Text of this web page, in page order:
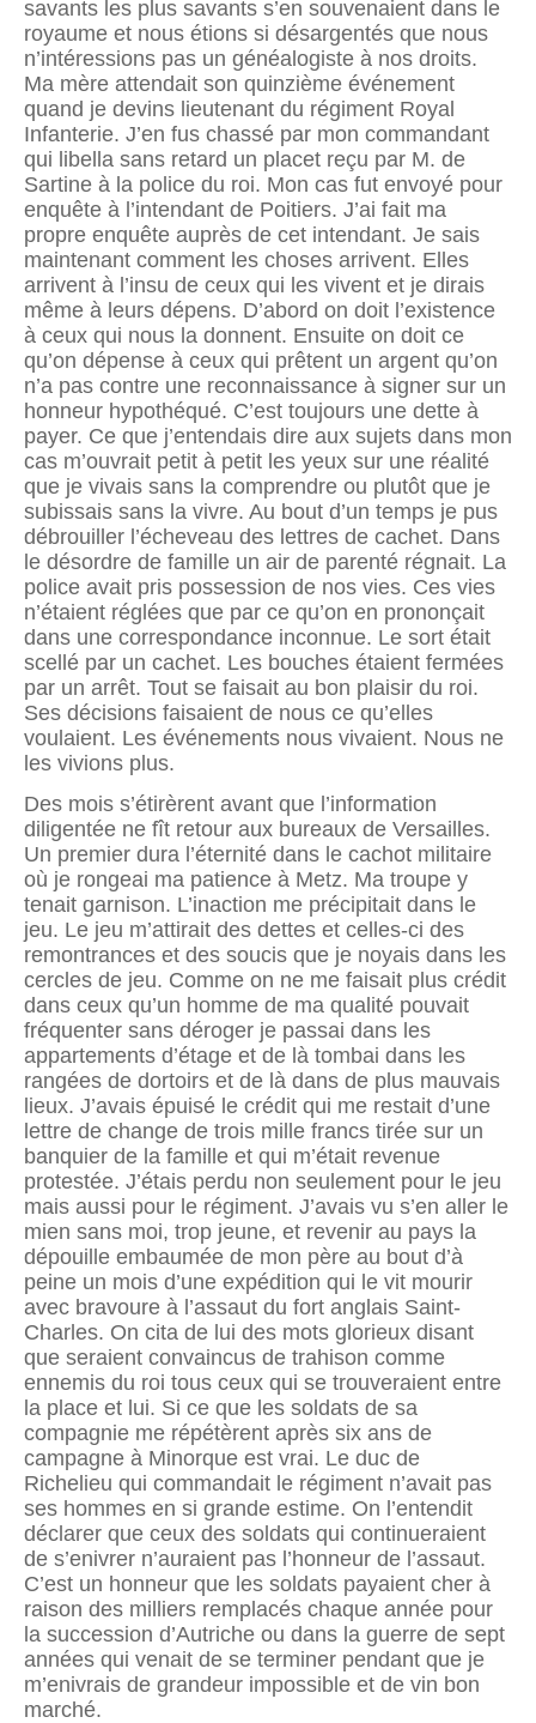
savants les plus savants s’en souvenaient dans le
royaume et nous étions si désargentés que nous
n’intéressions pas un généalogiste à nos droits.
Ma mère attendait son quinzième événement
quand je devins lieutenant du régiment Royal
Infanterie. J’en fus chassé par mon commandant
qui libella sans retard un placet reçu par M. de
Sartine à la police du roi. Mon cas fut envoyé pour
enquête à l’intendant de Poitiers. J’ai fait ma
propre enquête auprès de cet intendant. Je sais
maintenant comment les choses arrivent. Elles
arrivent à l’insu de ceux qui les vivent et je dirais
même à leurs dépens. D’abord on doit l’existence
à ceux qui nous la donnent. Ensuite on doit ce
qu’on dépense à ceux qui prêtent un argent qu’on
n’a pas contre une reconnaissance à signer sur un
honneur hypothéqué. C’est toujours une dette à
payer. Ce que j’entendais dire aux sujets dans mon
cas m’ouvrait petit à petit les yeux sur une réalité
que je vivais sans la comprendre ou plutôt que je
subissais sans la vivre. Au bout d’un temps je pus
débrouiller l’éche­veau des lettres de cachet. Dans
le désordre de famille un air de parenté régnait. La
police avait pris possession de nos vies. Ces vies
n’étaient réglées que par ce qu’on en prononçait
dans une correspondance inconnue. Le sort était
scellé par un cachet. Les bouches étaient fermées
par un arrêt. Tout se faisait au bon plaisir du roi.
Ses décisions faisaient de nous ce qu’elles
voulaient. Les événements nous vivaient. Nous ne
les vivions plus.
Des mois s’étirèrent avant que l’information
diligentée ne fît retour aux bureaux de Versailles.
Un premier dura l’éternité dans le cachot militaire
où je rongeai ma patience à Metz. Ma troupe y
tenait garnison. L’inaction me précipitait dans le
jeu. Le jeu m’attirait des dettes et celles-ci des
remontrances et des soucis que je noyais dans les
cercles de jeu. Comme on ne me faisait plus crédit
dans ceux qu’un homme de ma qualité pouvait
fréquenter sans déroger je passai dans les
appartements d’étage et de là tombai dans les
rangées de dortoirs et de là dans de plus mauvais
lieux. J’avais épuisé le crédit qui me restait d’une
lettre de change de trois mille francs tirée sur un
banquier de la famille et qui m’était revenue
protestée. J’étais perdu non seulement pour le jeu
mais aussi pour le régiment. J’avais vu s’en aller le
mien sans moi, trop jeune, et revenir au pays la
dépouille embaumée de mon père au bout d’à
peine un mois d’une expédition qui le vit mourir
avec bravoure à l’assaut du fort anglais Saint-
Charles. On cita de lui des mots glorieux disant
que seraient convaincus de trahison comme
ennemis du roi tous ceux qui se trouveraient entre
la place et lui. Si ce que les soldats de sa
compagnie me répétèrent après six ans de
campagne à Minorque est vrai. Le duc de
Richelieu qui commandait le régiment n’avait pas
ses hommes en si grande estime. On l’entendit
déclarer que ceux des soldats qui continueraient
de s’enivrer n’auraient pas l’honneur de l’assaut.
C’est un honneur que les soldats payaient cher à
raison des milliers remplacés chaque année pour
la succession d’Autriche ou dans la guerre de sept
années qui venait de se terminer pendant que je
m’enivrais de grandeur impossible et de vin bon
marché.